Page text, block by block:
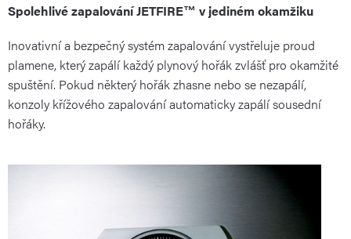
Spolehlivé zapalování JETFIRE™ v jediném okamžiku
Inovativní a bezpečný systém zapalování vystřeluje proud
plamene, který zapálí každý plynový hořák zvlášť pro okamžité
spuštění. Pokud některý hořák zhasne nebo se nezapálí,
konzoly křížového zapalování automaticky zapálí sousední
hořáky.